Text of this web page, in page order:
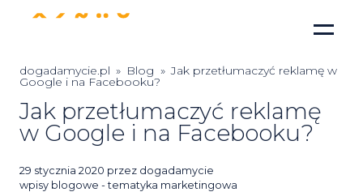
dogadamycie.pl » Blog » Jak przetłumaczyć reklamę w
Google i na Facebooku?
Jak przetłumaczyć reklamę
w Google i na Facebooku?
Posted
on
29 stycznia 2020 przez dogadamycie
wpisy blogowe - tematyka marketingowa